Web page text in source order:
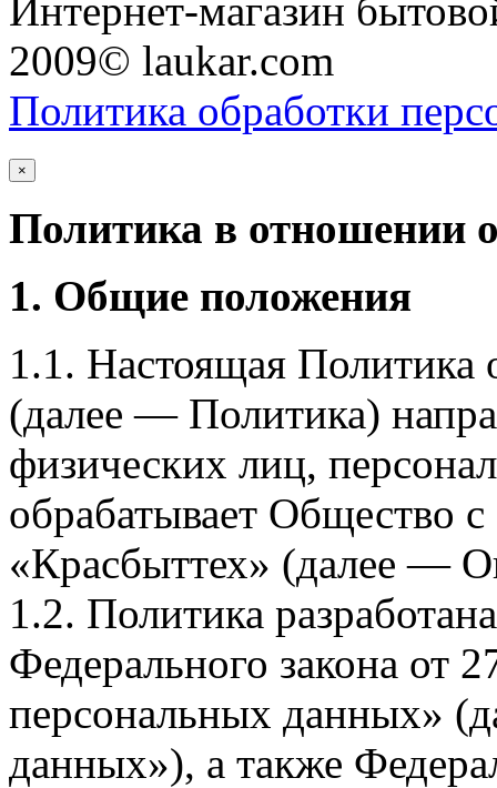
Интернет-магазин
2009© laukar.com
Политика обработки
×
Политика в отношении
1. Общие положения
1.1. Настоящая Политика
(далее — Политика)
физических лиц,
обрабатывает Общество
«Красбыттех» (далее —
1.2. Политика
Федерального закона
персональных данных»
данных»), а также